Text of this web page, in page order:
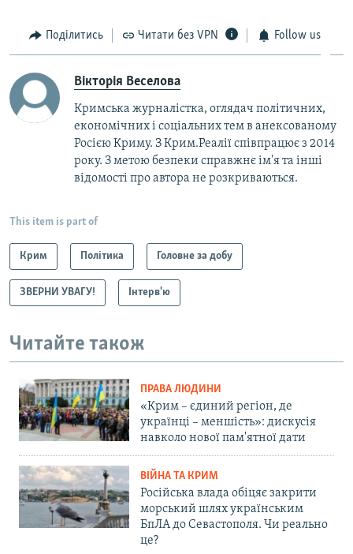
Поділитись Читати без VPN Follow us
Вікторія Веселова
Кримська журналістка, оглядач політичних,
економічних і соціальних тем в анексованому
Росією Криму. З Крим.Реалії співпрацює з 2014
року. З метою безпеки справжнє ім'я та інші
відомості про автора не розкриваються.
This item is part of
Крим Політика Головне за добу
ЗВЕРНИ УВАГУ! Інтерв'ю
Читайте також
ПРАВА ЛЮДИНИ
«Крим – єдиний регіон, де
українці – меншість»: дискусія
навколо нової пам'ятної дати
ВІЙНА ТА КРИМ
Російська влада обіцяє закрити
морський шлях українським
БпЛА до Севастополя. Чи реально
це?